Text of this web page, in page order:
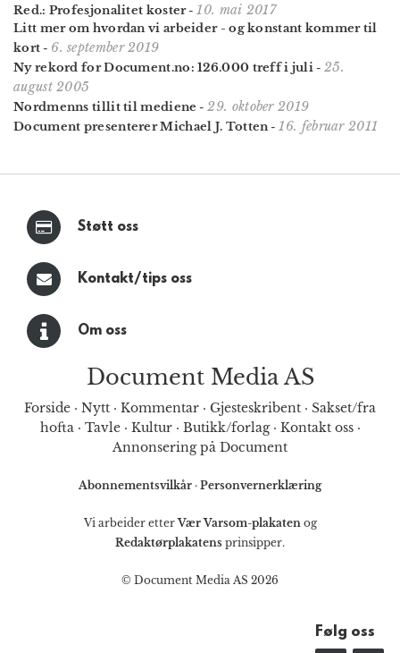
Red.: Profesjonalitet koster-10. mai 2017
Litt mer om hvordan vi arbeider - og konstant kommer til
kort - 6. september 2019
Ny rekord for Document.no: 126.000 treff i juli -25.
august 2005
Nordmenns tillit til mediene -29. oktober 2019
Document presenterer Michael J. Totten-16. februar 2011
Støtt oss
Kontakt/tips oss
Om oss
Document Media AS
Forside · Nytt · Kommentar · Gjesteskribent · Sakset/fra
hofta· Tavle· Kultur· Butikk/forlag· Kontakt oss·
Annonsering på Document
Abonnementsvilkår · Personvernerklæring
Vi arbeider etterVær Varsom-plakatenog
Redaktørplakatens prinsipper.
© Document Media AS 2026
Følg oss